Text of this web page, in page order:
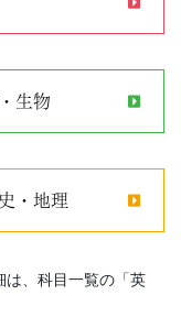
生物
・地理
は、科目一覧の「英